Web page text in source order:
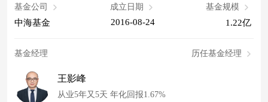
基金公司
中海基金
成立日期
2016-08-24
基金规模
1.22亿
基金经理 历任基金经理
王影峰
从业5年又5天 年化回报1.67%